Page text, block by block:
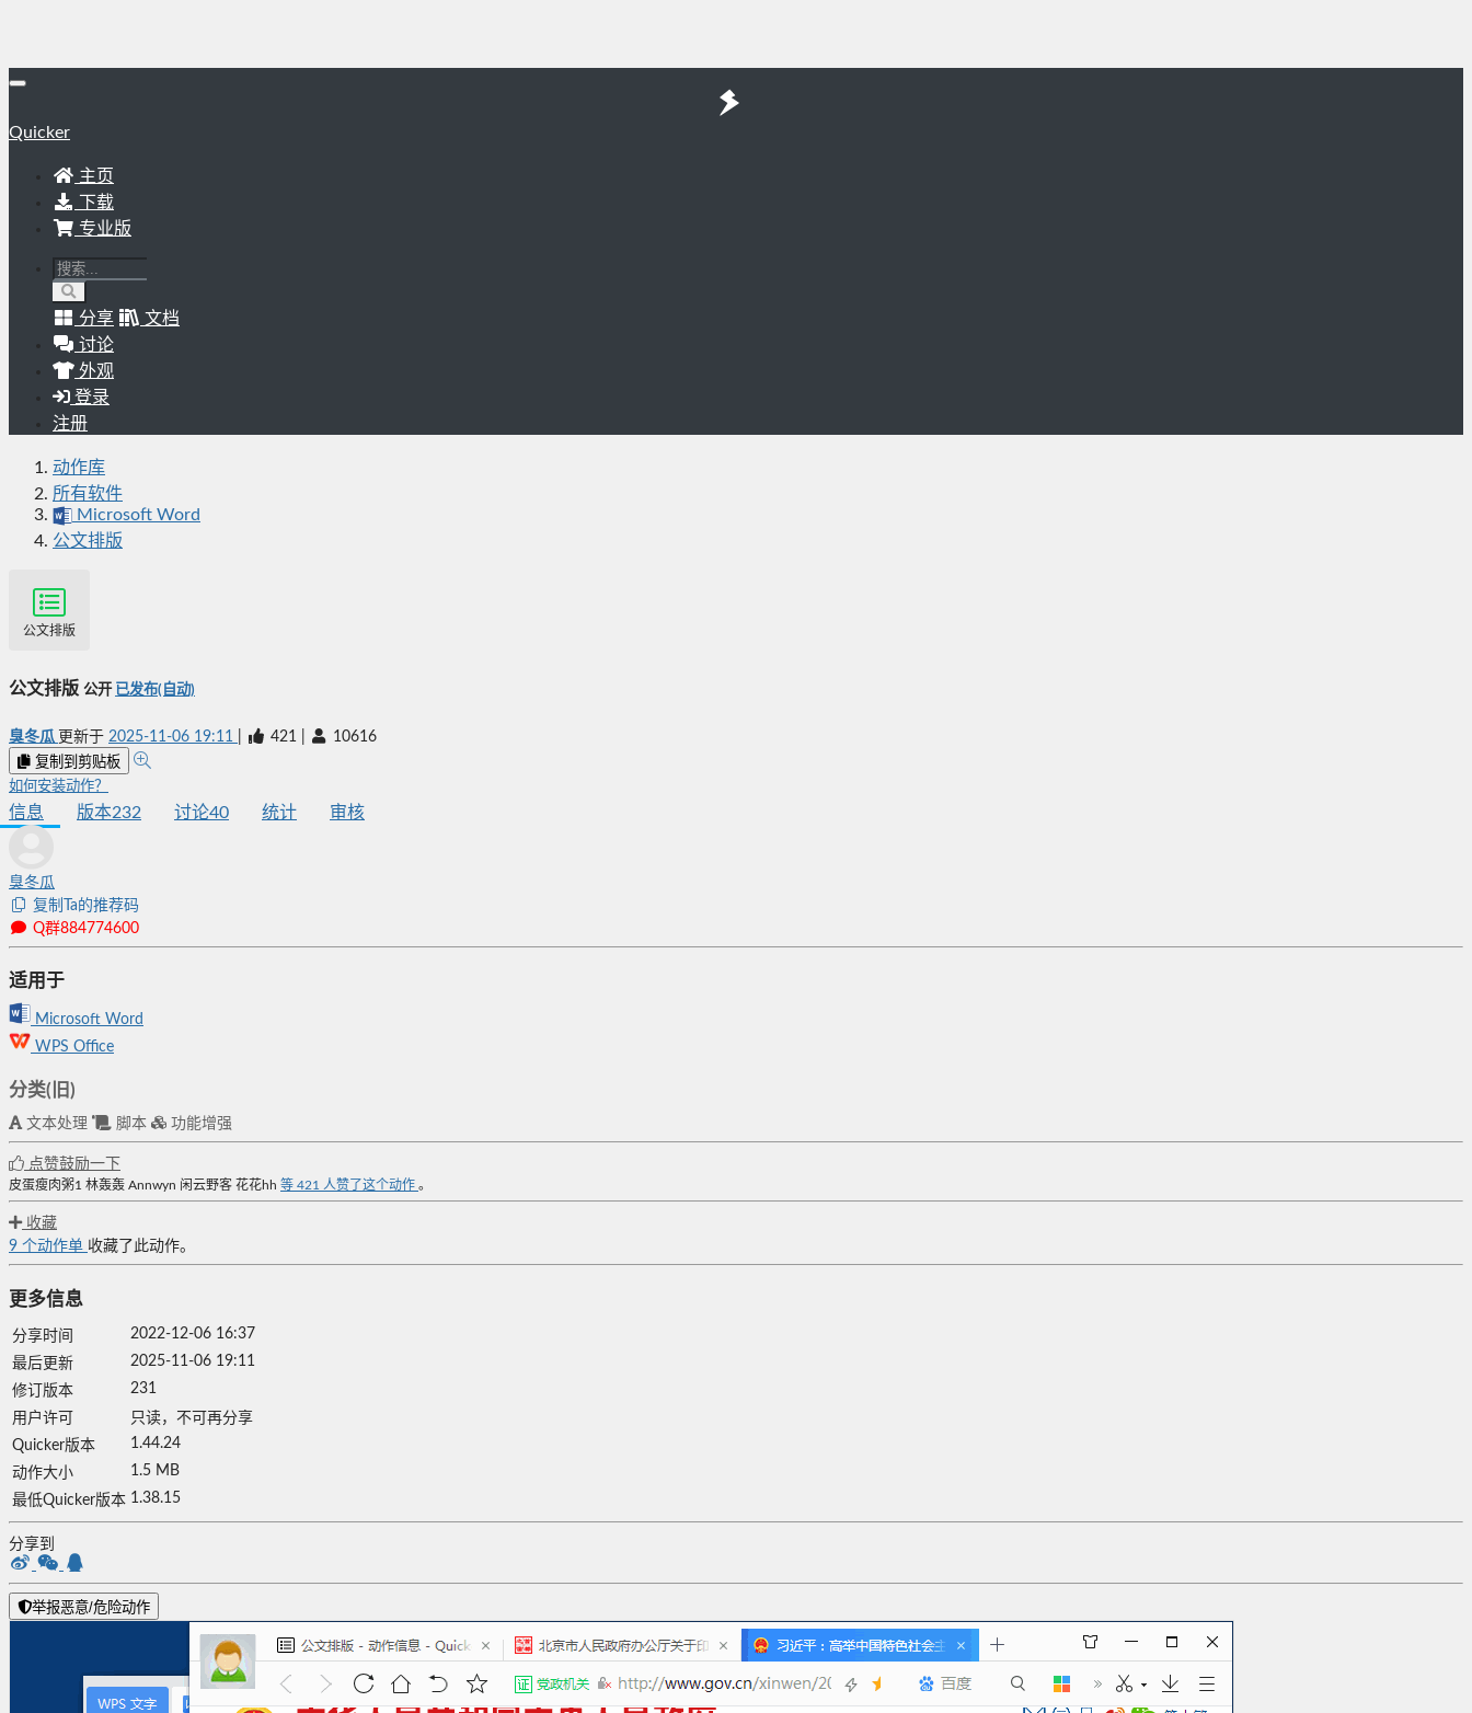
Quicker
主页
下载
专业版
分享
文档
讨论
外观
登录
注册
动作库
所有软件
Microsoft Word
公文排版
公文排版
公文排版 公开 已发布(自动)
臭冬瓜 更新于 2025-11-06 19:11 421 10616
复制到剪贴板
如何安装动作？
信息 版本232 讨论40 统计 审核
臭冬瓜
复制Ta的推荐码
Q群884774600
适用于
Microsoft Word
WPS Office
分类(旧)
文本处理 脚本 功能增强
点赞鼓励一下
皮蛋瘦肉粥1 林轰轰 Annwyn 闲云野客 花花hh 等 421 人赞了这个动作 。
收藏
9 个动作单 收藏了此动作。
更多信息
分享时间
2022-12-06 16:37
最后更新
2025-11-06 19:11
修订版本
231
用户许可
只读，不可再分享
Quicker版本
1.44.24
动作大小
1.5 MB
最低Quicker版本 1.38.15
分享到
举报恶意/危险动作